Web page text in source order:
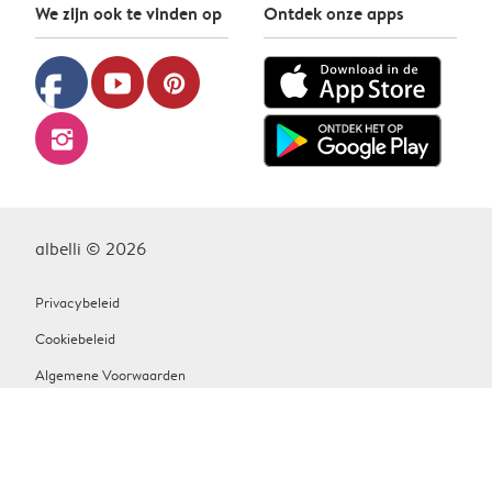
We zijn ook te vinden op
facebook youtube pinterest
instagram
Ontdek onze apps
albelli © 2026
Privacybeleid
Cookiebeleid
Algemene Voorwaarden